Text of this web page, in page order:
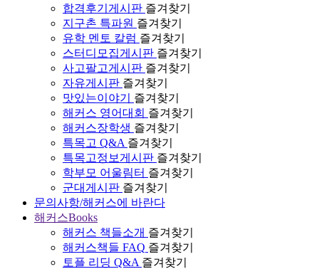
합격후기게시판 즐겨찾기
지구촌 특파원 즐겨찾기
유학 멘토 칼럼 즐겨찾기
스터디모집게시판 즐겨찾기
사고팔고게시판 즐겨찾기
자유게시판 즐겨찾기
맛있는이야기
즐겨찾기
해커스 영어대회 즐겨찾기
해커스장학생 즐겨찾기
특목고 Q&A 즐겨찾기
특목고정보게시판 즐겨찾기
학부모 어울림터 즐겨찾기
군대게시판 즐겨찾기
문의사항/해커스에 바란다
해커스Books
해커스 책들소개 즐겨찾기
해커스책들 FAQ 즐겨찾기
토플 리딩 Q&A 즐겨찾기